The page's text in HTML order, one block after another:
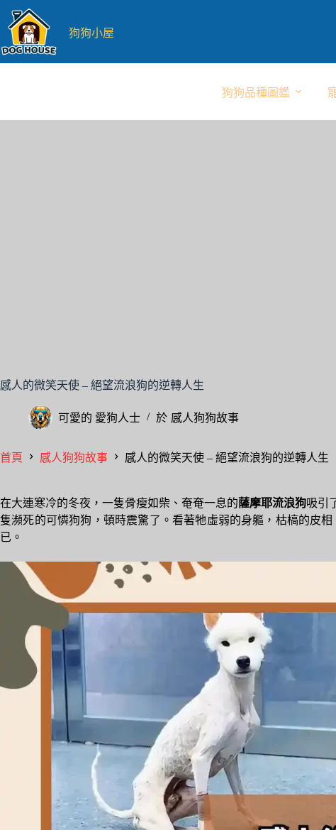
至
狗狗小屋
狗狗品種圖鑑
感人的微笑天使 – 絕望流浪狗的逆轉人生
可愛的 愛狗人士 於 感人狗狗故事
首頁 感人狗狗故事 感人的微笑天使 – 絕望流浪狗的逆轉人生
在大連寒冷的冬夜，一隻骨瘦如柴、奄奄一息的薩摩耶流浪狗吸引
隻瀕死的可憐狗狗，頓時震驚了。看著牠虛弱的身軀，枯槁的皮
已。